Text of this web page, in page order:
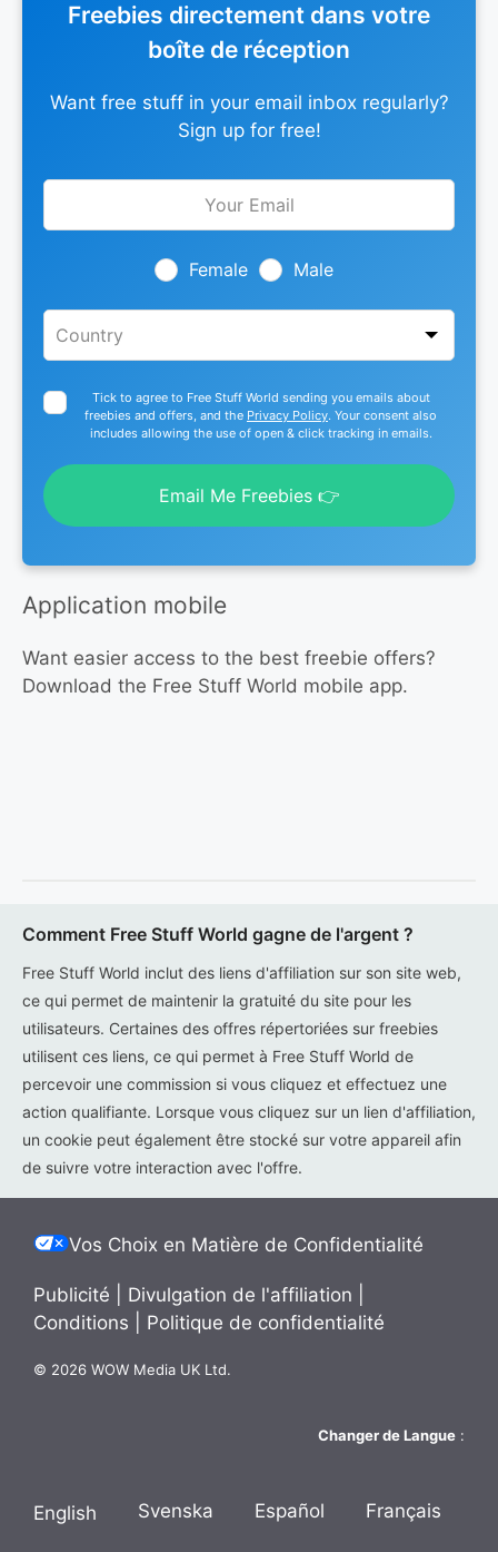
Freebies directement dans votre
boîte de réception
Want free stuff in your email inbox regularly?
Sign up for free!
Leave
Female Male
Tick to agree to Free Stuff World sending you emails about
freebies and offers, and the Privacy Policy. Your consent also
includes allowing the use of open & click tracking in emails.
Email Me Freebies 👉
Application mobile
Want easier access to the best freebie offers?
Download the Free Stuff World mobile app.
Comment Free Stuff World gagne de l'argent ?
Free Stuff World inclut des liens d'affiliation sur son site web,
ce qui permet de maintenir la gratuité du site pour les
utilisateurs. Certaines des offres répertoriées sur freebies
utilisent ces liens, ce qui permet à Free Stuff World de
percevoir une commission si vous cliquez et effectuez une
action qualifiante. Lorsque vous cliquez sur un lien d'affiliation,
un cookie peut également être stocké sur votre appareil afin
de suivre votre interaction avec l'offre.
Vos Choix en Matière de Confidentialité
Publicité Divulgation de l'affiliation
Conditions
Politique de confidentialité
© 2026 WOW Media UK Ltd.
Changer de Langue :
English Svenska Español Français